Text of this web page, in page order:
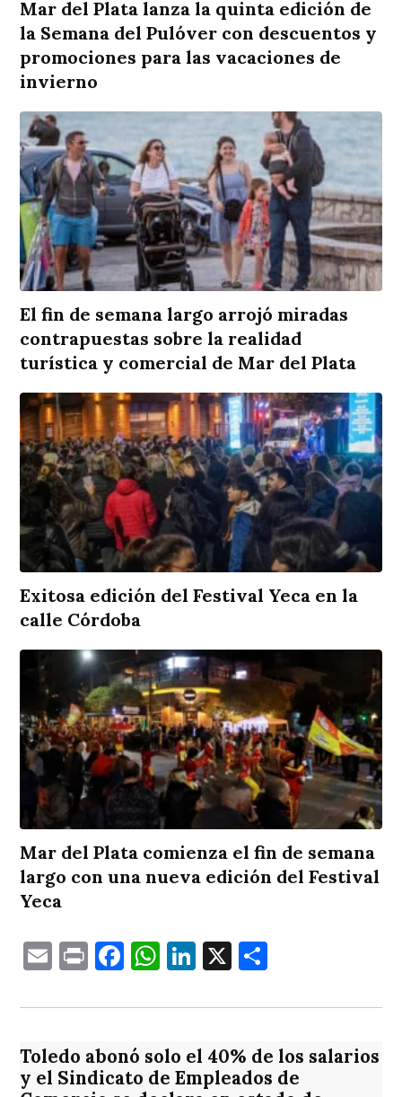
Mar del Plata lanza la quinta edición de
la Semana del Pulóver con descuentos y
promociones para las vacaciones de
invierno
El fin de semana largo arrojó miradas
contrapuestas sobre la realidad
turística y comercial de Mar del Plata
Exitosa edición del Festival Yeca en la
calle Córdoba
Mar del Plata comienza el fin de semana
largo con una nueva edición del Festival
Yeca
EmailPrintFacebook
WhatsApp
LinkedIn
X
Toledo abonó solo el 40% de los salarios
y el Sindicato de Empleados de